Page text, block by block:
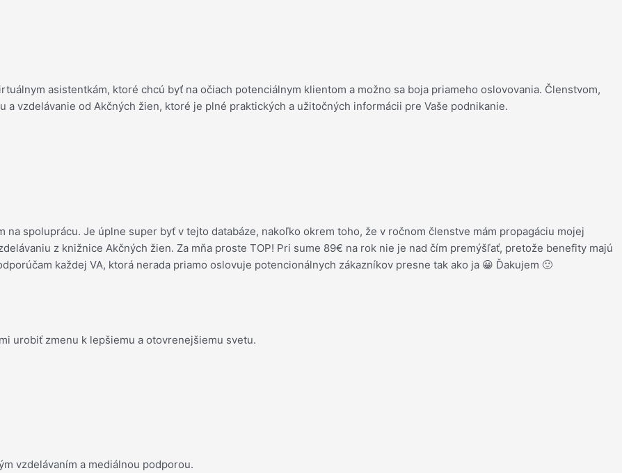
asistentkám, ktoré chcú byť na očiach potenciálnym klientom a možno sa boja priameho oslovovania. Členstvom,
vzdelávanie od Akčných žien, ktoré je plné praktických a užitočných informácii pre Vaše podnikanie.
spoluprácu. Je úplne super byť v tejto databáze, nakoľko okrem toho, že v ročnom členstve mám propagáciu mojej
z knižnice Akčných žien. Za mňa proste TOP! Pri sume 89€ na rok nie je nad čím premýšľať, pretože benefity majú
každej VA, ktorá nerada priamo oslovuje potencionálnych zákazníkov presne tak ako ja 😀 Ďakujem 🙂
urobiť zmenu k lepšiemu a otovrenejšiemu svetu.
vzdelávaním a mediálnou podporou.